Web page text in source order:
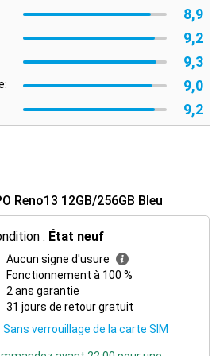
pratiques telles que le multitâche en
étendue de la vie privée. En outre,
en charge de la 5G.
8,9
9,2
9,3
9,0
9,2
Reno13 12GB/256GB Bleu
: État neuf
Aucun signe d'usure
Fonctionnement à 100 %
2 ans garantie
31 jours de retour gratuit
Sans verrouillage de la carte SIM